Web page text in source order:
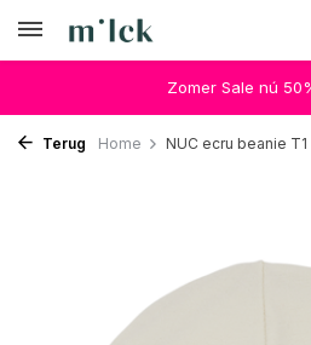
Zomer Sale nú
Terug Home NUC ecru beanie T1